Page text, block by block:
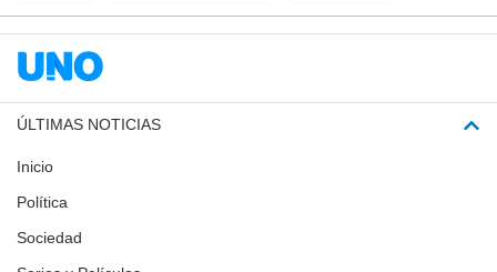
ÚLTIMAS NOTICIAS
Inicio
Política
Sociedad